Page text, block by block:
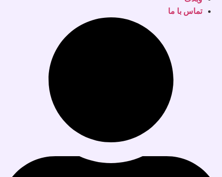
تماس با ما